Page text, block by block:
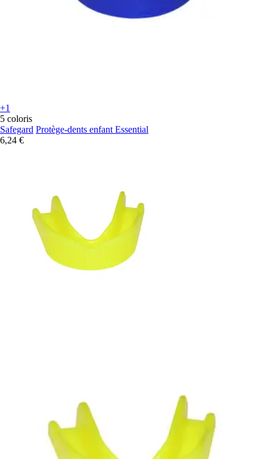
+1
5 coloris
Safegard Protège-dents enfant Essential
6,24 €